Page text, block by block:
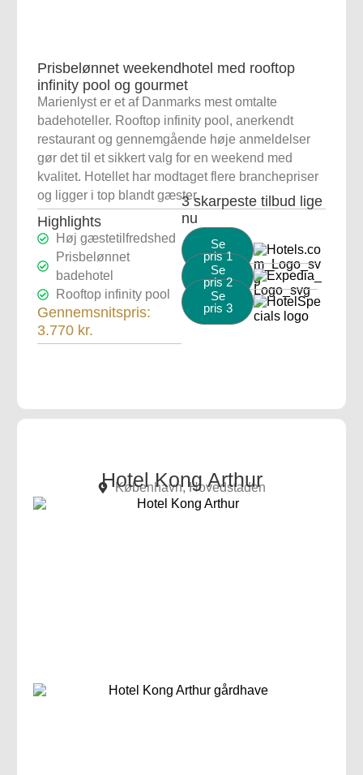
Prisbelønnet weekendhotel med rooftop
infinity pool og gourmet
Marienlyst er et af Danmarks mest omtalte
badehoteller. Rooftop infinity pool, anerkendt
restaurant og gennemgående høje anmeldelser
gør det til et sikkert valg for en weekend med
kvalitet. Hotellet har modtaget flere branchepriser
og ligger i top blandt gæster.
Highlights
Høj gæstetilfredshed
Prisbelønnet
badehotel
Rooftop infinity pool
Gennemsnitspris:
3.770 kr.
3 skarpeste tilbud lige
nu
Se
pris 1
Se
pris 2
Se
pris 3
Hotel Kong Arthur
København, Hovedstaden